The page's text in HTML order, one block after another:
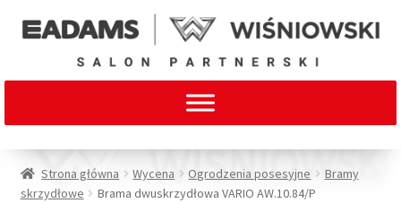
Strona główna Wycena Ogrodzenia posesyjne
Bramy
skrzydłowe
Brama dwuskrzydłowa VARIO AW.10.84/P